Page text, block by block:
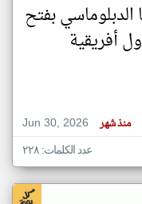
بفتح
Jun 30, 2026
منذ شهر
عدد الكلمات: ٢٢٨